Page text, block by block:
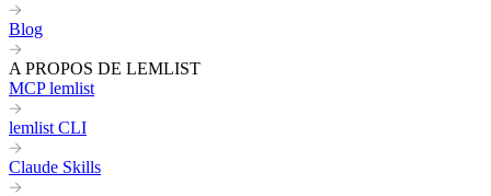
Blog
A PROPOS DE LEMLIST
MCP lemlist
lemlist CLI
Claude Skills